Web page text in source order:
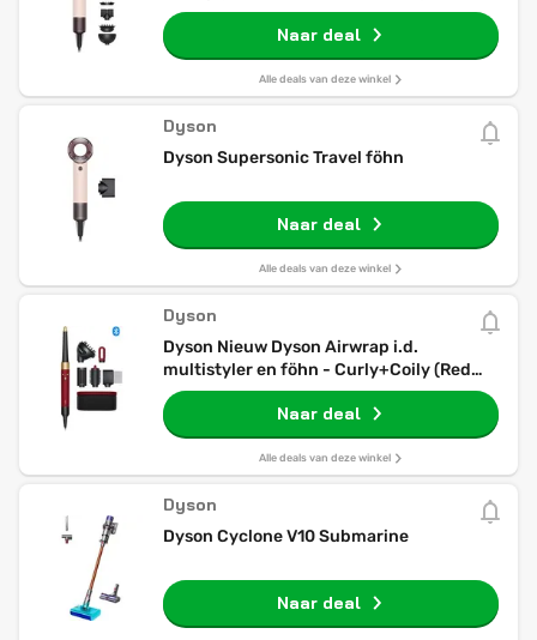
Naar deal
Alle deals van deze winkel
Dyson
Dyson Supersonic Travel föhn
Naar deal
Alle deals van deze winkel
Dyson
Dyson Nieuw Dyson Airwrap i.d.
multistyler en föhn - Curly+Coily (Red
Velvet/Goud)
Naar deal
Alle deals van deze winkel
Dyson
Dyson Cyclone V10 Submarine
Naar deal